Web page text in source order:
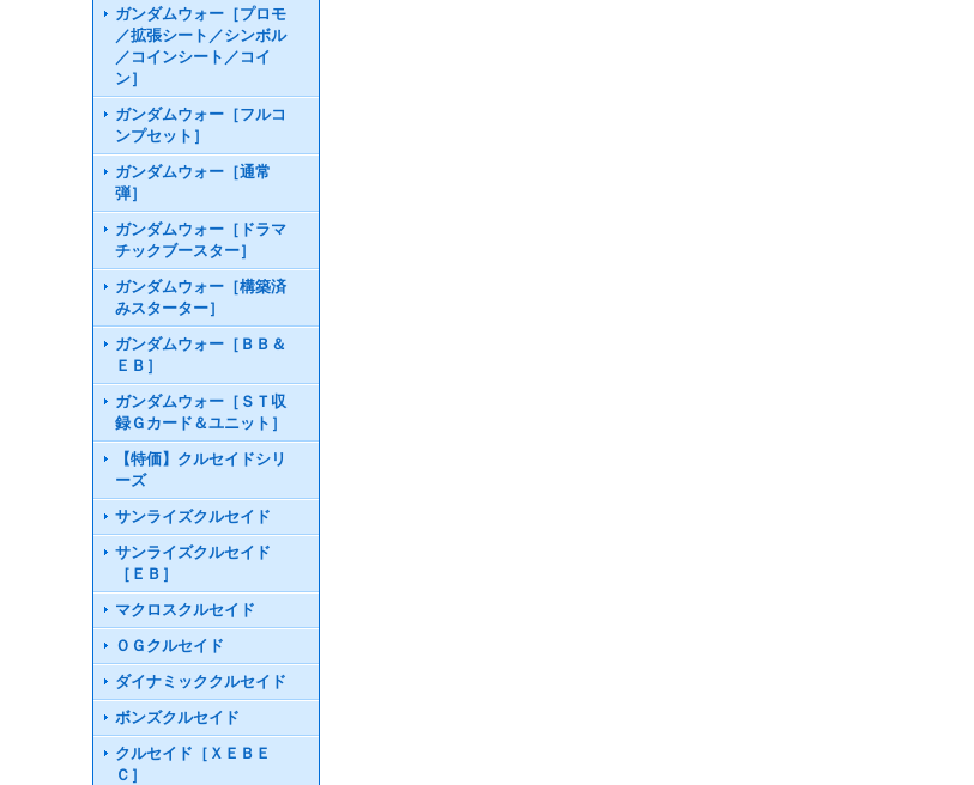
ガンダムウォー［プロモ
／拡張シート／シンボル
／コインシート／コイ
ン］
ガンダムウォー［フルコ
ンプセット］
ガンダムウォー［通常
弾］
ガンダムウォー［ドラマ
チックブースター］
ガンダムウォー［構築済
みスターター］
ガンダムウォー［ＢＢ＆
ＥＢ］
ガンダムウォー［ＳＴ収
録Ｇカード＆ユニット］
【特価】クルセイドシリ
ーズ
サンライズクルセイド
サンライズクルセイド
［ＥＢ］
マクロスクルセイド
ＯＧクルセイド
ダイナミッククルセイド
ボンズクルセイド
クルセイド［ＸＥＢＥ
Ｃ］